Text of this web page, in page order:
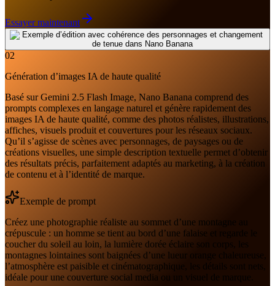
Essayer maintenant
02
Génération d’images IA de haute qualité
Basé sur Gemini 2.5 Flash Image, Nano Banana comprend des
prompts complexes en langage naturel et génère rapidement des
images IA de haute qualité, comme des photos réalistes, illustrations,
affiches, visuels produit et couvertures pour les réseaux sociaux.
Qu’il s’agisse de scènes avec personnages, de paysages ou de
créations visuelles, une simple description textuelle permet d’obtenir
des résultats précis, parfaitement adaptés au marketing, à la création
de contenu et à l’identité de marque.
Exemple de prompt
Créez une photographie réaliste au sommet d’une montagne au
crépuscule : un homme se tient au bord d’une falaise et regarde le
coucher du soleil au loin, la lumière dorée éclaire son corps, les
montagnes lointaines sont baignées d’une lueur orange chaleureuse,
l’atmosphère est paisible et cinématographique, les détails sont nets,
idéale pour une couverture social media ou un visuel de marque.